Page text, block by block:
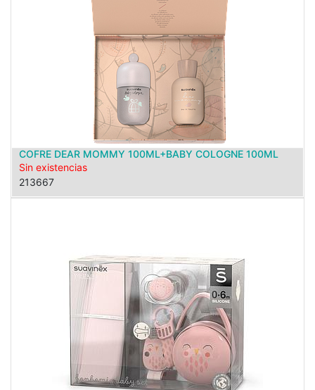
COFRE DEAR MOMMY 100ML+BABY COLOGNE 100ML
Sin existencias
213667